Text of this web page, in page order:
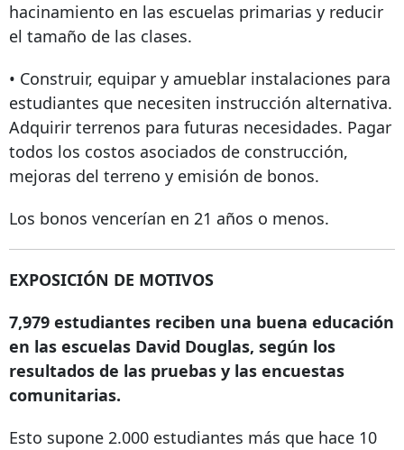
hacinamiento en las escuelas primarias y reducir
el tamaño de las clases.
• Construir, equipar y amueblar instalaciones para
estudiantes que necesiten instrucción alternativa.
Adquirir terrenos para futuras necesidades. Pagar
todos los costos asociados de construcción,
mejoras del terreno y emisión de bonos.
Los bonos vencerían en 21 años o menos.
EXPOSICIÓN DE MOTIVOS
7,979 estudiantes reciben una buena educación
en las escuelas David Douglas, según los
resultados de las pruebas y las encuestas
comunitarias.
Esto supone 2.000 estudiantes más que hace 10